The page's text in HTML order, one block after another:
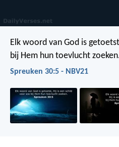
Elk woord van God is
bij Hem hun toevlucht
Spreuken 30:5 - NBV21